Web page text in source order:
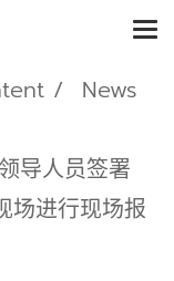
News
导人员签署
场进行现场报